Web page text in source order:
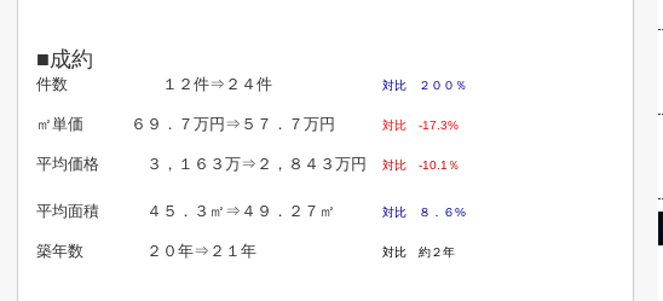
■成約
件数 １２件⇒２４件 対比 ２００％
㎡単価 ６９．７万円⇒５７．７万円 対比 -17.3%
平均価格 ３，１６３万⇒２，８４３万円 対比 -10.1％
平均面積 ４５．３㎡⇒４９．２７㎡ 対比 ８．６%
築年数 ２０年⇒２１年 対比 約２年